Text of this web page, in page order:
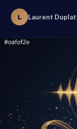
L Laurent Duplat